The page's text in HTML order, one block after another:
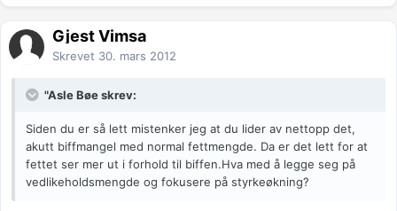
Gjest Vimsa
Skrevet 30. mars 2012
"Asle Bøe skrev:
Siden du er så lett mistenker jeg at du lider av nettopp det,
akutt biffmangel med normal fettmengde. Da er det lett for at
fettet ser mer ut i forhold til biffen.Hva med å legge seg på
vedlikeholdsmengde og fokusere på styrkeøkning?